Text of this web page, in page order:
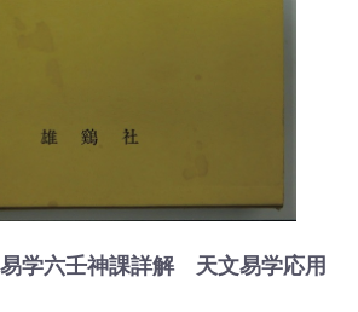
学六壬神課詳解 天文易学応用